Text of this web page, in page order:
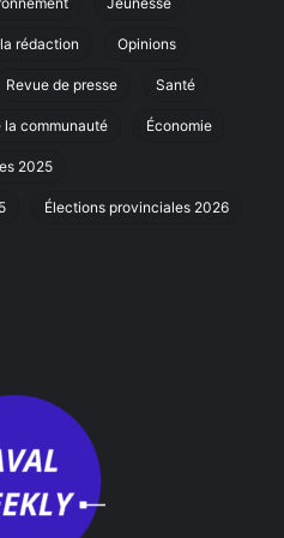
marche
Laval
rédaction Opinions
Revue de presse Santé
la communauté Économie
2025
Élections provinciales 2026